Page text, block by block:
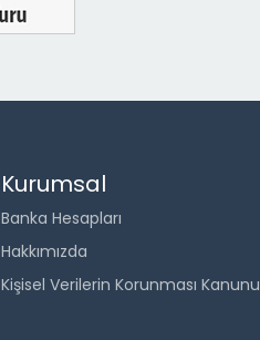
Kurumsal
Banka Hesapları
Hakkımızda
Kişisel Verilerin Korunması Kanunu